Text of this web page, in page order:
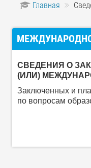
Главная
СВЕДЕНИЯ О
(ИЛИ)
Заключенных и
по вопросам